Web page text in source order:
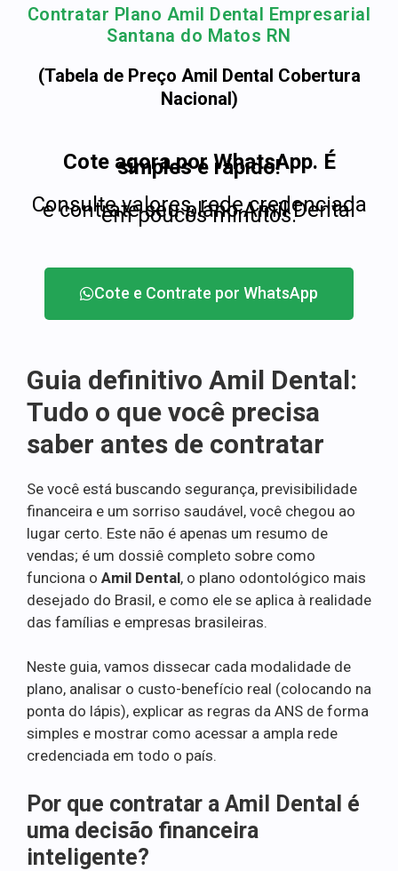
Contratar Plano Amil Dental Empresarial
Santana do Matos RN
(Tabela de Preço Amil Dental Cobertura
Nacional)
Cote agora por WhatsApp. É
simples e rápido!
Consulte valores, rede credenciada
e contrate seu plano Amil Dental
em poucos minutos.
Cote e Contrate por WhatsApp
Guia definitivo Amil Dental:
Tudo o que você precisa
saber antes de contratar
Se você está buscando segurança, previsibilidade
financeira e um sorriso saudável, você chegou ao
lugar certo. Este não é apenas um resumo de
vendas; é um dossiê completo sobre como
funciona o Amil Dental, o plano odontológico mais
desejado do Brasil, e como ele se aplica à realidade
das famílias e empresas brasileiras.
Neste guia, vamos dissecar cada modalidade de
plano, analisar o custo-benefício real (colocando na
ponta do lápis), explicar as regras da ANS de forma
simples e mostrar como acessar a ampla rede
credenciada em todo o país.
Por que contratar a Amil Dental é
uma decisão financeira
inteligente?